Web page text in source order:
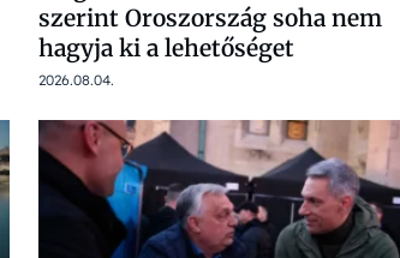
szerint Oroszország soha nem
hagyja ki a lehetőséget
2026.08.04.